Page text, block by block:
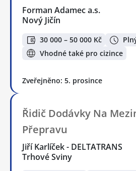
Forman Adamec a.s.
Nový Jičín
30 000 – 50 000 Kč
Vhodné také pro cizince
Zveřejněno: 5. prosince
Řidič Dodávky Na
Přepravu
Jiří Karlíček - DELTATRANS
Trhové Sviny